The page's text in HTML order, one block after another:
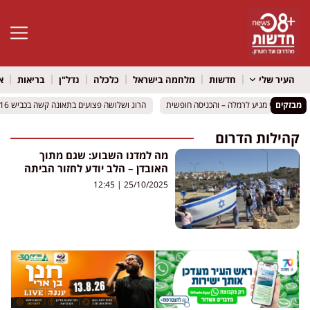
פתח
העיר שלי חדשות מלחמה בישראל כלכלה נדל"ן בריאות
מבזקיםמצחיקי מגיע לרמלה – והכניסה חופשית
מצחיקי מגיע לרמלה – והכניסה חופשית הרוג ושלושה פצועים בתאונה קשה בכביש 316 סמוך למיתר: שני כלי רכב התהפכו
הרוג ושלושה פצועים בתאונה קשה בכביש 316 סמוך למיתר: שני כלי רכב התהפכו
קהילות הדרום
מה למדנו השבוע: שגם מתוך
האובדן – הלב יודע לחזור הביתה
25/10/2025